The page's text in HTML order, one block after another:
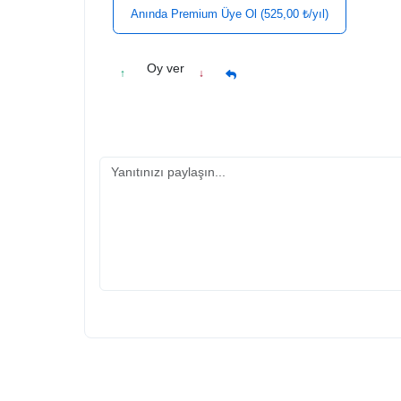
Anında Premium Üye Ol (525,00 ₺/yıl)
↑ Oy ver ↓